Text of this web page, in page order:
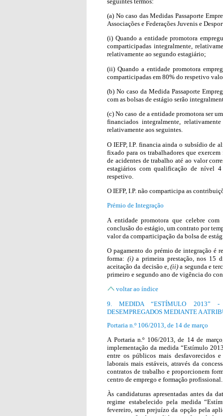
(a) No caso das Medidas Passaporte
Associações e Federações Juvenis e
(i) Quando a entidade promotora
comparticipadas integralmente,
relativamente ao segundo estagiário;
(ii) Quando a entidade promotora
comparticipadas em 80% do respetivo
(b) No caso da Medida Passaporte
com as bolsas de estágio serão
(c) No caso de a entidade promotora ser
financiados integralmente,
relativamente aos seguintes.
O IEFP, I.P. financia ainda o subsídio de
fixado para os trabalhadores que
de acidentes de trabalho até ao valor
estagiários com qualificação de nível
respetivo.
O IEFP, I.P. não comparticipa as
Prémio de Integração
A entidade promotora que celebre
conclusão do estágio, um contrato por
valor da comparticipação da bolsa de
O pagamento do prémio de integração é
forma: (i)a primeira prestação, nos 15
aceitação da decisão e,(ii)a segunda e
primeiro e segundo ano de vigência do
voltar ao índice
9. MEDIDA “ESTÍMULO 2013”
DESEMPREGADOS MEDIANTE A
Portaria n.º 106/2013, de 14 de março
A Portaria n.º 106/2013, de 14 de
implementação da medida “Estímulo
entre os públicos mais desfavorecidos
laborais mais estáveis, através da
contratos de trabalho e proporcionem
centro de emprego e formação profissional.
Às candidaturas apresentadas antes da
regime estabelecido pela medida
fevereiro, sem prejuízo da opção pela